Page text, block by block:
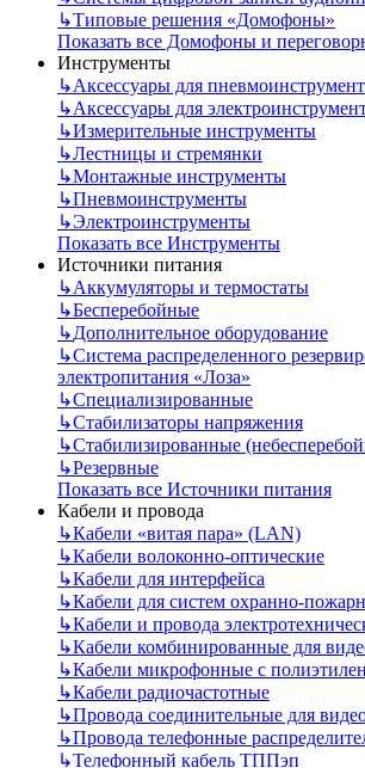
↳Типовые решения «Домофоны»
Показать все Домофоны и
Инструменты
↳Аксессуары для
↳Аксессуары для
↳Измерительные инструменты
↳Лестницы и стремянки
↳Монтажные инструменты
↳Пневмоинструменты
↳Электроинструменты
Показать все Инструменты
Источники питания
↳Аккумуляторы и термостаты
↳Бесперебойные
↳Дополнительное оборудование
↳Система распределенного
электропитания «Лоза»
↳Специализированные
↳Стабилизаторы напряжения
↳Стабилизированные
↳Резервные
Показать все Источники питания
Кабели и провода
↳Кабели «витая пара» (LAN)
↳Кабели волоконно-оптические
↳Кабели для интерфейса
↳Кабели для систем охранно-
↳Кабели и провода
↳Кабели комбинированные для
↳Кабели микрофонные с
↳Кабели радиочастотные
↳Провода соединительные для
↳Провода телефонные
↳Телефонный кабель ТППэп